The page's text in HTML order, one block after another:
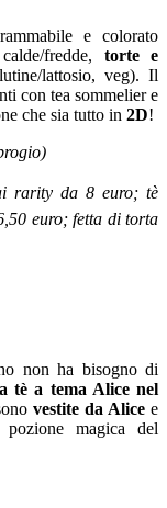
e colorato
fredde, torte e
lattosio, veg). Il
con tea sommelier e
che sia tutto in 2D!
rarity da 8 euro; tè
euro; fetta di torta
non ha bisogno di
tè a tema Alice nel
vestite da Alice e
magica del